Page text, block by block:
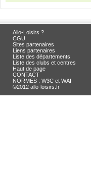
Allo-Loisirs ?
CGU
Sites partenaires
Liens partenaires
Liste des départements
Liste des clubs et centres
Haut de page
CONTACT
NORMES : W3C et WAI
©2012 allo-loisirs.fr